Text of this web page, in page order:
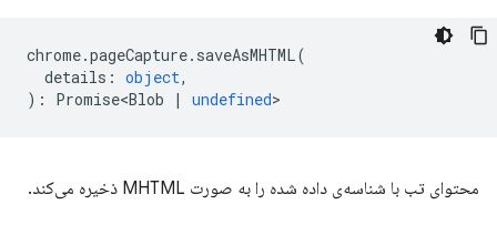
chrome.pageCapture. saveAsMHTML(
details : object,
) : Promise<Blob | undefined>
محتوای تب با شناسه‌ی داده شده را به صورت MHTML ذخیره می‌کند.